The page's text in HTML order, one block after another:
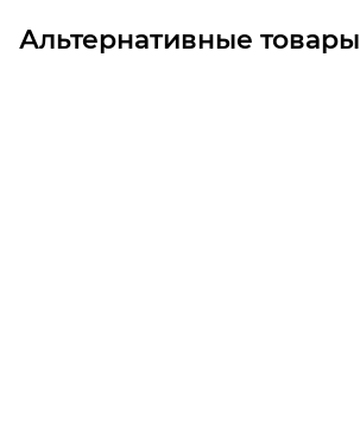
Альтернативные товары